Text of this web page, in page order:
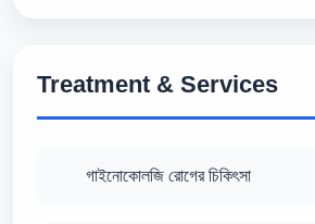
Treatment & Services
গাইনোকোলজি রোগের চিকিৎসা